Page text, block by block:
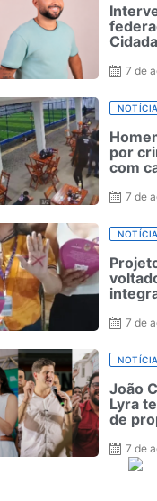
de7 de
por
com
7 de
7 de
João
Lyra
de
7 de